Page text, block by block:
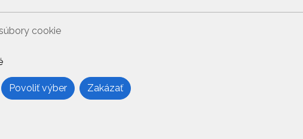
cookie
Povoliť výber Zakázať